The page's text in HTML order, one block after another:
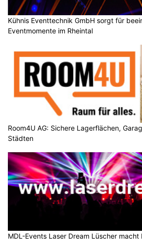
Kühnis Eventtechnik GmbH sorgt für
Eventmomente im Rheintal
Room4U AG: Sichere Lagerflächen,
Städten
MDL-Events Laser Dream Lüscher